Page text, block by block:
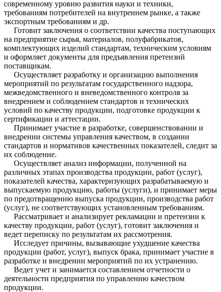
современному уровню развития науки и техники,
требованиям потребителей на внутреннем рынке, а также
экспортным требованиям и др.
Готовит заключения о соответствии качества поступающих
на предприятие сырья, материалов, полуфабрикатов,
комплектующих изделий стандартам, техническим условиям
и оформляет документы для предъявления претензий
поставщикам.
Осуществляет разработку и организацию выполнения
мероприятий по результатам государственного надзора,
межведомственного и вневедомственного контроля за
внедрением и соблюдением стандартов и технических
условий по качеству продукции, подготовке продукции к
сертификации и аттестации.
Принимает участие в разработке, совершенствовании и
внедрении системы управления качеством, в создании
стандартов и нормативов качественных показателей, следит за
их соблюдение.
Осуществляет анализ информации, полученной на
различных этапах производства продукции, работ (услуг),
показателей качества, характеризующих разрабатываемую и
выпускаемую продукцию, работы (услуги), и принимает меры
по предотвращению выпуска продукции, производства работ
(услуг), не соответствующих установленным требованиям.
Рассматривает и анализирует рекламации и претензии к
качеству продукции, работ (услуг), готовит заключения и
ведет переписку по результатам их рассмотрения.
Исследует причины, вызывающие ухудшение качества
продукции (работ, услуг), выпуск брака, принимает участие в
разработке и внедрении мероприятий по их устранению.
Ведет учет и занимается составлением отчетности о
деятельности предприятия по управлению качеством
продукции.